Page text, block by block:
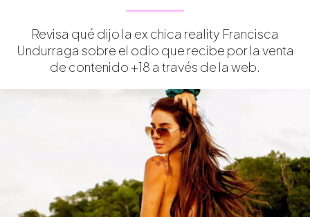
Revisa qué dijo la ex chica reality Francisca
Undurraga sobre el odio que recibe por la venta
de contenido +18 a través de la web.